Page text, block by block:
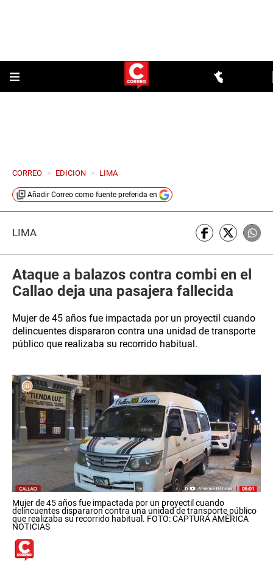
CORREO > EDICION > LIMA
Añadir Correo como fuente preferida en
LIMA
Ataque a balazos contra combi en el
Callao deja una pasajera fallecida
Mujer de 45 años fue impactada por un proyectil cuando
delincuentes dispararon contra una unidad de transporte
público que realizaba su recorrido habitual.
Mujer de 45 años fue impactada por un proyectil cuando
delincuentes dispararon contra una unidad de transporte público
que realizaba su recorrido habitual. FOTO: CAPTURA AMÉRICA
NOTICIAS